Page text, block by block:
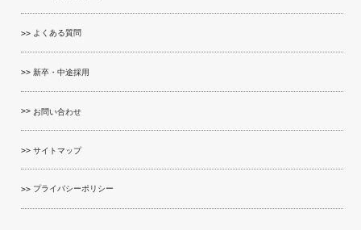
よくある質問
新卒・中途採用
お問い合わせ
サイトマップ
プライバシーポリシー